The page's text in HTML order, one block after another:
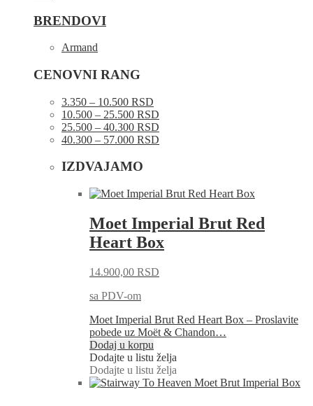
BRENDOVI
Armand
CENOVNI RANG
3.350 – 10.500 RSD
10.500 – 25.500 RSD
25.500 – 40.300 RSD
40.300 – 57.000 RSD
IZDVAJAMO
Moet Imperial Brut Red
Heart Box
14.900,00 RSD
sa PDV-om
Moet Imperial Brut Red Heart Box – Proslavite
pobede uz Moët & Chandon…
Dodaj u korpu
Dodajte u listu želja
Dodajte u listu želja